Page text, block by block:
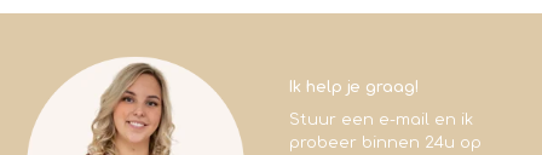
Ik help je graag!
Stuur een e-mail en ik
probeer binnen 24u op